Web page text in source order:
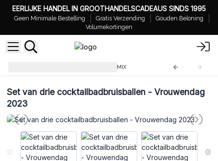
EERLIJKE HANDEL IN GROOTHANDELSCADEAUS SINDS 1995
Geen Minimale Bestelling Gratis Verzending
Gouden Beloning
Volumekortingen
CBB-MIX
Set van drie cocktailbadbruisballen - Vrouwendag
2023